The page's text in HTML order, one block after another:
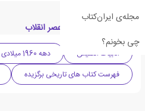
مجله‌ی ایران‌کتاب
چی بخونم؟
دسته بندی های کتاب عصر انقلاب
ادبیات انگلیس دهه 1960 میلادی
فهرست کتاب های تاریخی برگزیده